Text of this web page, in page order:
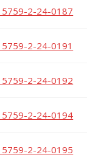
2-24-0187
2-24-0191
2-24-0192
2-24-0194
2-24-0195